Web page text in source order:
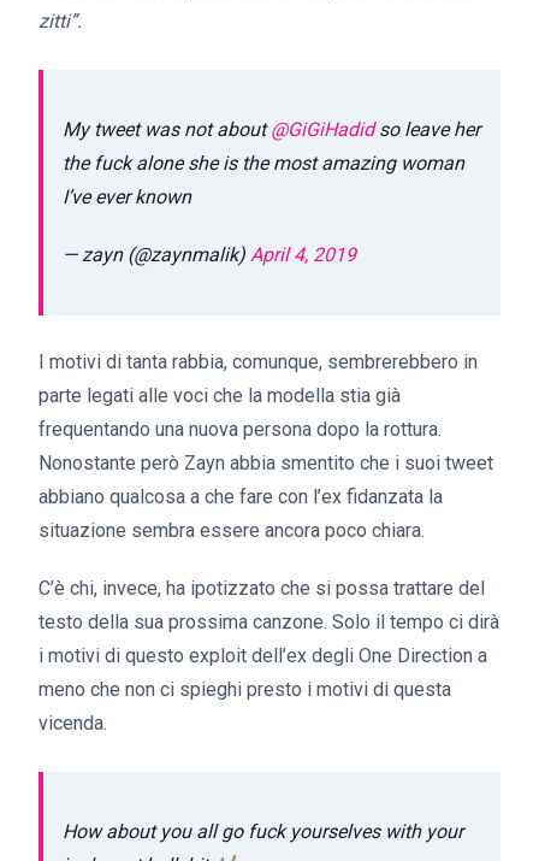
zitti”.
My tweet was not about@GiGiHadidso leave her
the fuck alone she is the most amazing woman
I’ve ever known
— zayn (@zaynmalik) April 4, 2019
I motivi di tanta rabbia, comunque, sembrerebbero in
parte legati alle voci che la modella stia già
frequentando una nuova persona dopo la rottura.
Nonostante però Zayn abbia smentito che i suoi tweet
abbiano qualcosa a che fare con l’ex fidanzata la
situazione sembra essere ancora poco chiara.
C’è chi, invece, ha ipotizzato che si possa trattare del
testo della sua prossima canzone. Solo il tempo ci dirà
i motivi di questo exploit dell’ex degli One Direction a
meno che non ci spieghi presto i motivi di questa
vicenda.
How about you all go fuck yourselves with your